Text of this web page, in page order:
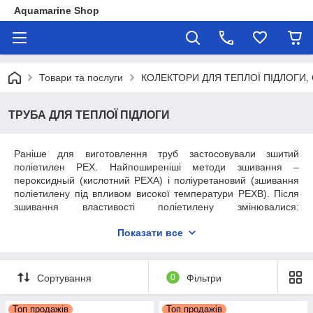
Aquamarine Shop
Товари та послуги КОЛЕКТОРИ ДЛЯ ТЕПЛОЇ
ТРУБА ДЛЯ ТЕПЛОЇ ПІДЛОГИ
Раніше для виготовлення труб застосовували зшитий
поліетилен PEX. Найпоширеніші методи зшивання –
пероксидный (кислотний PEXA) і поліуретановий (зшивання
поліетилену під впливом високої температури PEXB). Після
зшивання властивості поліетилену змінювалися:
збільшувалася міцність і стійкість до дії хімічних середовищ,
тріскається), підвищувалася ударостійкість і стійкість до
низьких температур. Обидва ці процесу зшивання досить
ефективні, але дуже трудомісткі і вимагають велику кількість
Показати все
Сортування 0 Фільтри
Топ продажів Топ продажів